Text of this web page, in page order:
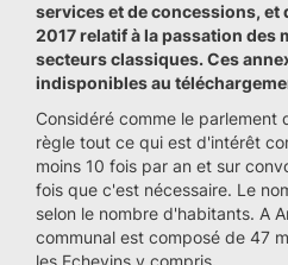
services et de concessions, et
2017 relatif à la passation des
secteurs classiques. Ces
indisponibles au
Considéré comme le parlement
règle tout ce qui est d'intérêt
moins 10 fois par an et sur
fois que c'est nécessaire. Le
selon le nombre d'habitants. A
communal est composé de 47
les Echevins y compris.